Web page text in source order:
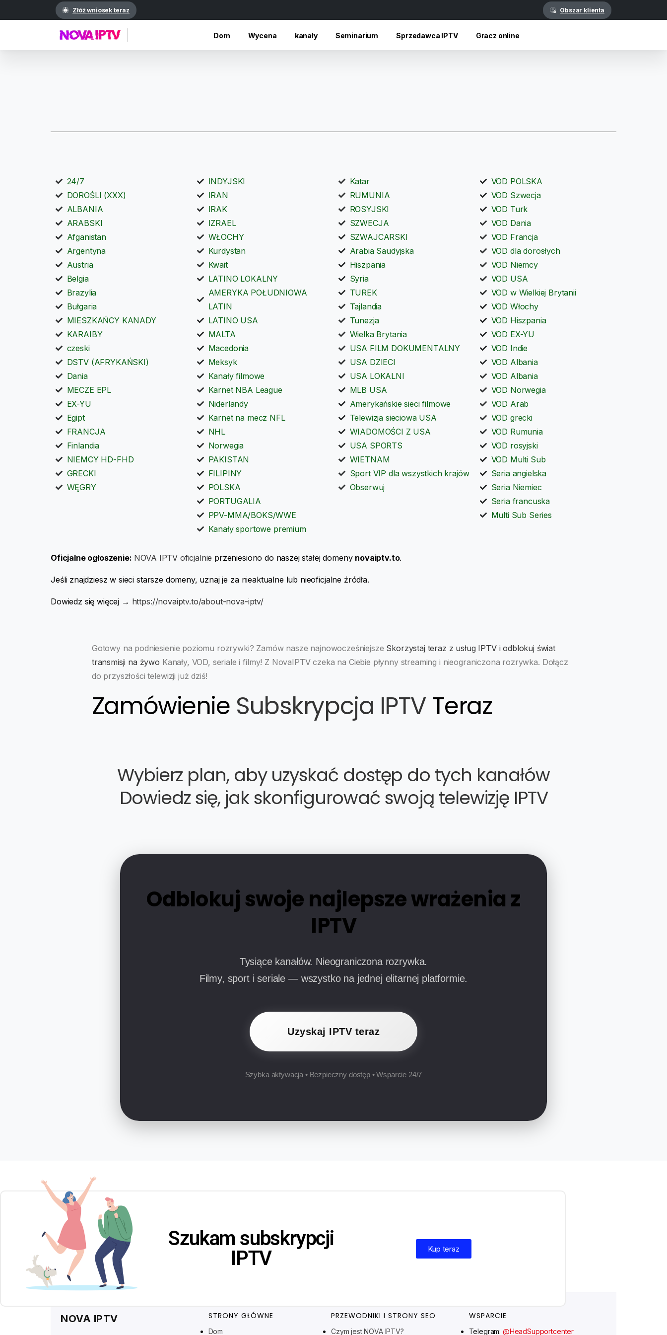
Złóż wniosek teraz Obszar klienta
Dom Wycena kanały Seminarium Sprzedawca IPTV Gracz online
24/7
DOROŚLI (XXX)
ALBANIA
ARABSKI
Afganistan
Argentyna
Austria
Belgia
Brazylia
Bułgaria
MIESZKAŃCY KANADY
KARAIBY
czeski
DSTV (AFRYKAŃSKI)
Dania
MECZE EPL
EX-YU
Egipt
FRANCJA
Finlandia
NIEMCY HD-FHD
GRECKI
WĘGRY
INDYJSKI
IRAN
IRAK
IZRAEL
WŁOCHY
Kurdystan
Kwait
LATINO LOKALNY
AMERYKA POŁUDNIOWA
LATIN
LATINO USA
MALTA
Macedonia
Meksyk
Kanały filmowe
Karnet NBA League
Niderlandy
Karnet na mecz NFL
NHL
Norwegia
PAKISTAN
FILIPINY
POLSKA
PORTUGALIA
PPV-MMA/BOKS/WWE
Kanały sportowe premium
Katar
RUMUNIA
ROSYJSKI
SZWECJA
SZWAJCARSKI
Arabia Saudyjska
Hiszpania
Syria
TUREK
Tajlandia
Tunezja
Wielka Brytania
USA FILM DOKUMENTALNY
USA DZIECI
USA LOKALNI
MLB USA
Amerykańskie sieci filmowe
Telewizja sieciowa USA
WIADOMOŚCI Z USA
USA SPORTS
WIETNAM
Sport VIP dla wszystkich krajów
Obserwuj
VOD POLSKA
VOD Szwecja
VOD Turk
VOD Dania
VOD Francja
VOD dla dorosłych
VOD Niemcy
VOD USA
VOD w Wielkiej Brytanii
VOD Włochy
VOD Hiszpania
VOD EX-YU
VOD Indie
VOD Albania
VOD Albania
VOD Norwegia
VOD Arab
VOD grecki
VOD Rumunia
VOD rosyjski
VOD Multi Sub
Seria angielska
Seria Niemiec
Seria francuska
Multi Sub Series
Oficjalne ogłoszenie: NOVA IPTV oficjalnie przeniesiono do naszej stałej domeny novaiptv.to.
Jeśli znajdziesz w sieci starsze domeny, uznaj je za nieaktualne lub nieoficjalne źródła.
Dowiedz się więcej → https://novaiptv.to/about-nova-iptv/
Gotowy na podniesienie poziomu rozrywki? Zamów nasze najnowocześniejsze Skorzystaj teraz z usług IPTV i odblokuj świat
transmisji na żywo Kanały, VOD, seriale i filmy! Z NovaIPTV czeka na Ciebie płynny streaming i nieograniczona rozrywka. Dołącz
do przyszłości telewizji już dziś!
Zamówienie Subskrypcja IPTVTeraz
Wybierz plan, aby uzyskać dostęp do tych kanałów
Dowiedz się, jak skonfigurować swoją telewizję IPTV
Odblokuj swoje najlepsze wrażenia z
IPTV
Tysiące kanałów. Nieograniczona rozrywka.
Filmy, sport i seriale — wszystko na jednej elitarnej platformie.
Uzyskaj IPTV teraz
Szybka aktywacja • Bezpieczny dostęp • Wsparcie 24/7
Szukam subskrypcji
IPTV
Kup teraz
NOVA IPTV STRONY GŁÓWNE
Dom
PRZEWODNIKI I STRONY SEO
Czym jest NOVA IPTV?
WSPARCIE
Telegram: @HeadSupportcenter
עִבְרִית